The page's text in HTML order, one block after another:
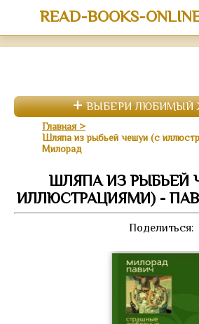
READ-BOOKS-
ВЫБЕРИ ЛЮБИМЫЙ
Главная
Шляпа из рыбьей чешуи (с
Милорад
ШЛЯПА ИЗ РЫБЬЕЙ
ИЛЛЮСТРАЦИЯМИ) -
Поделиться: